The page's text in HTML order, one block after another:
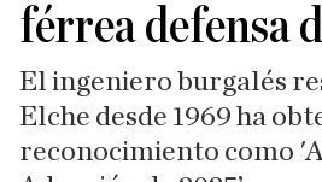
férrea defensa
El ingeniero burgalés
Elche desde 1969 ha
reconocimiento como